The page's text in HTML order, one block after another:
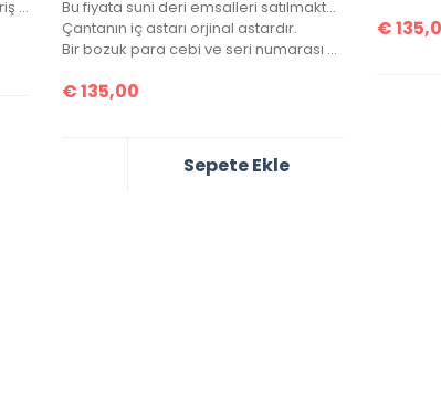
Not: Seçmiş olduğunuz modeli sipariş notunuzda belirtmeyi unutmayınız!
Bu fiyata suni deri emsalleri satılmaktadır.
Çantanın iç astarı orjinal astardır.
Bir bozuk para cebi ve seri numarası mevcuttur.
€135,00
Sepete Ekle
€